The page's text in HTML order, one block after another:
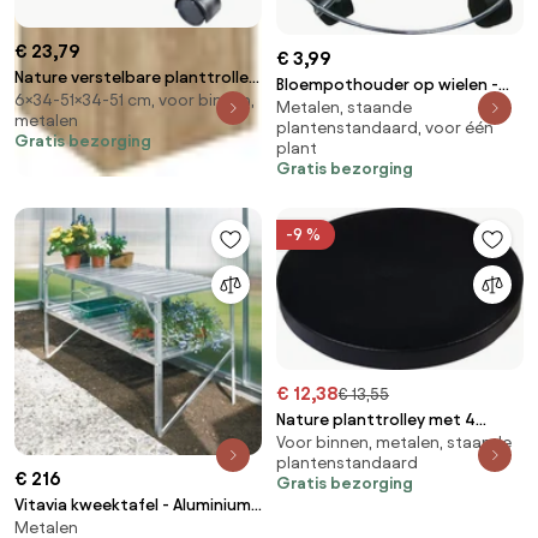
€ 23,79
Nature verstelbare planttrolley
- Epoxy metaal/mat zwart -
34/51 x 34/51 x H6cm
6×34-51×34-51 cm, voor binnen,
metalen
Gratis bezorging
€ 3,99
Bloempothouder op wielen -
Diameter 31 cm
Metalen, staande
plantenstandaard, voor één
plant
Gratis bezorging
€ 216
Vitavia kweektafel - Aluminium -
120cm x 50cm - 75cm hoog - 2
Metalen
-9 %
€ 12,38€ 13,55
Nature planttrolley met 4
wielen - antraciet - Diameter
29 x H4cm
Voor binnen, metalen, staande
plantenstandaard
Gratis bezorging